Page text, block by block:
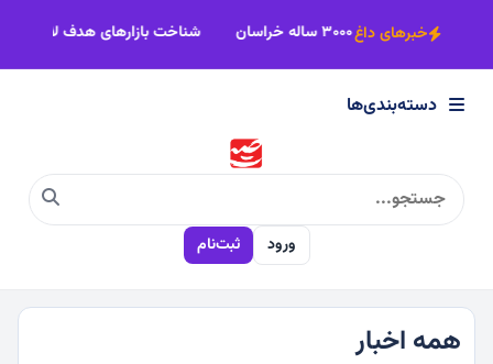
×
دسته‌بندی‌ها
سیاسی
اجتماعی
خبرهای داغ
خطر نابودی سفره‌های آب زیرزمینی ۳۰۰۰ ساله خراسان شناخت
دسته‌بندی‌ها
ورود ثبت‌نام
همه اخبار